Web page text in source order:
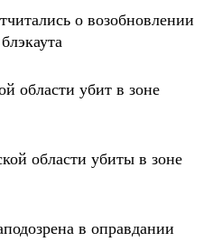
о возобновлении
области убит в зоне
области убиты в зоне
в оправдании